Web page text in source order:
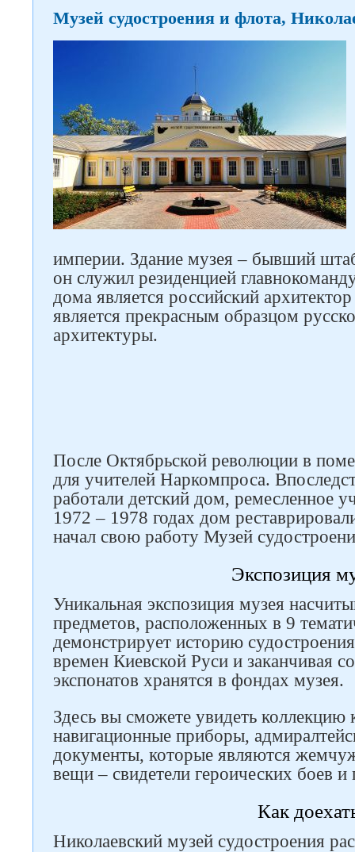
Музей судостроения и флота,
империи. Здание музея – бывший
он служил резиденцией
дома является российский
является прекрасным образцом
архитектуры.
После Октябрьской революции в
для учителей Наркомпроса.
работали детский дом, ремесленное
1972 – 1978 годах дом
начал свою работу Музей
Экспозиция
Уникальная экспозиция музея
предметов, расположенных в 9
демонстрирует историю
времен Киевской Руси и заканчивая
экспонатов хранятся в фондах музея.
Здесь вы сможете увидеть коллекцию
навигационные приборы,
документы, которые являются
вещи – свидетели героических боев
Как
Николаевский музей судостроения
Следите за нами в соцсетях